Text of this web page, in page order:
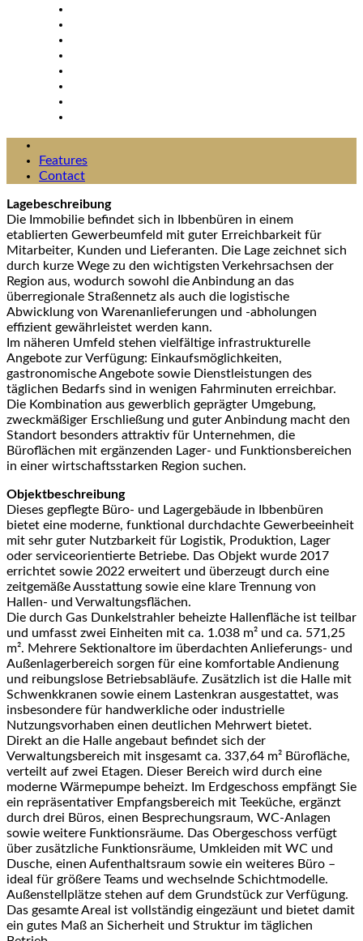
Features
Contact
Lagebeschreibung
Die Immobilie befindet sich in Ibbenbüren in einem
etablierten Gewerbeumfeld mit guter Erreichbarkeit für
Mitarbeiter, Kunden und Lieferanten. Die Lage zeichnet sich
durch kurze Wege zu den wichtigsten Verkehrsachsen der
Region aus, wodurch sowohl die Anbindung an das
überregionale Straßennetz als auch die logistische
Abwicklung von Warenanlieferungen und -abholungen
effizient gewährleistet werden kann.
Im näheren Umfeld stehen vielfältige infrastrukturelle
Angebote zur Verfügung: Einkaufsmöglichkeiten,
gastronomische Angebote sowie Dienstleistungen des
täglichen Bedarfs sind in wenigen Fahrminuten erreichbar.
Die Kombination aus gewerblich geprägter Umgebung,
zweckmäßiger Erschließung und guter Anbindung macht den
Standort besonders attraktiv für Unternehmen, die
Büroflächen mit ergänzenden Lager- und Funktionsbereichen
in einer wirtschaftsstarken Region suchen.
Objektbeschreibung
Dieses gepflegte Büro- und Lagergebäude in Ibbenbüren
bietet eine moderne, funktional durchdachte Gewerbeeinheit
mit sehr guter Nutzbarkeit für Logistik, Produktion, Lager
oder serviceorientierte Betriebe. Das Objekt wurde 2017
errichtet sowie 2022 erweitert und überzeugt durch eine
zeitgemäße Ausstattung sowie eine klare Trennung von
Hallen- und Verwaltungsflächen.
Die durch Gas Dunkelstrahler beheizte Hallenfläche ist teilbar
und umfasst zwei Einheiten mit ca. 1.038 m² und ca. 571,25
m². Mehrere Sektionaltore im überdachten Anlieferungs- und
Außenlagerbereich sorgen für eine komfortable Andienung
und reibungslose Betriebsabläufe. Zusätzlich ist die Halle mit
Schwenkkranen sowie einem Lastenkran ausgestattet, was
insbesondere für handwerkliche oder industrielle
Nutzungsvorhaben einen deutlichen Mehrwert bietet.
Direkt an die Halle angebaut befindet sich der
Verwaltungsbereich mit insgesamt ca. 337,64 m² Bürofläche,
verteilt auf zwei Etagen. Dieser Bereich wird durch eine
moderne Wärmepumpe beheizt. Im Erdgeschoss empfängt Sie
ein repräsentativer Empfangsbereich mit Teeküche, ergänzt
durch drei Büros, einen Besprechungsraum, WC-Anlagen
sowie weitere Funktionsräume. Das Obergeschoss verfügt
über zusätzliche Funktionsräume, Umkleiden mit WC und
Dusche, einen Aufenthaltsraum sowie ein weiteres Büro –
ideal für größere Teams und wechselnde Schichtmodelle.
Außenstellplätze stehen auf dem Grundstück zur Verfügung.
Das gesamte Areal ist vollständig eingezäunt und bietet damit
ein gutes Maß an Sicherheit und Struktur im täglichen